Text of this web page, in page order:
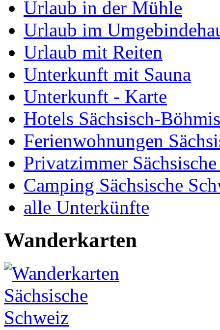
Urlaub in der Mühle
Urlaub im
Urlaub mit Reiten
Unterkunft mit Sauna
Unterkunft - Karte
Hotels Sächsisch-
Ferienwohnungen
Privatzimmer
Camping Sächsische
alle Unterkünfte
Wanderkarten